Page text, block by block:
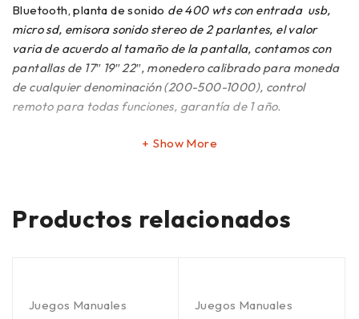
Bluetooth, planta de sonido de 400 wts con entrada usb,
micro sd, emisora sonido stereo de 2 parlantes, el valor
varia de acuerdo al tamaño de la pantalla, contamos con
pantallas de 17″ 19″ 22″, monedero calibrado para moneda
de cualquier denominación (200-500-1000), control
remoto para todas funciones, garantía de 1 año.
Show More
Productos relacionados
Juegos Manuales
Juegos Manuales